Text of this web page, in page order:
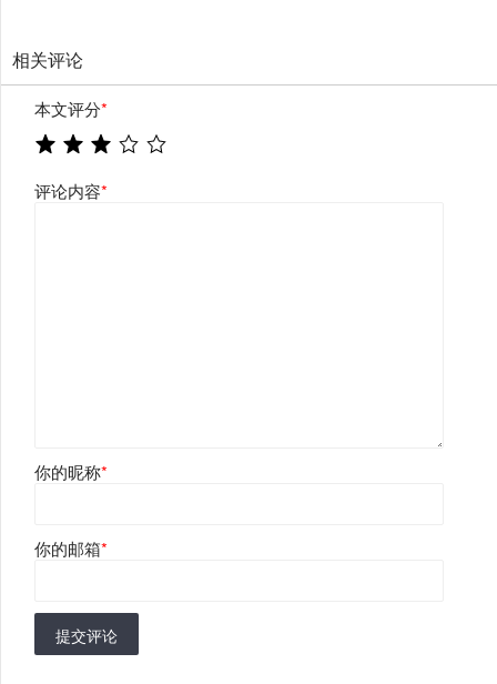
相关评论
本文评分*
评论内容*
你的昵称*
你的邮箱*
提交评论